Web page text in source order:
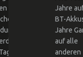
über
auf
Jahre
BT-
Jahre
auf alle
anderen